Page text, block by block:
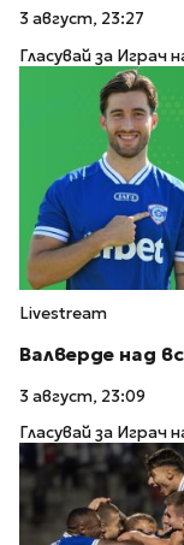
3 август, 23:27
Гласувай за
Livestream
Валверде над
3 август, 23:09
Гласувай за